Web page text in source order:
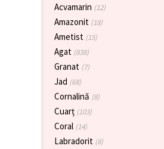
Acvamarin (12)
Amazonit (18)
Ametist (15)
Agat (838)
Granat (7)
Jad (68)
Cornalină (8)
Cuarț (103)
Coral (14)
Labradorit (8)